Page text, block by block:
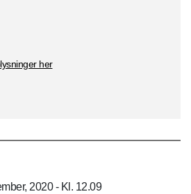
her
2020 - Kl. 12.09